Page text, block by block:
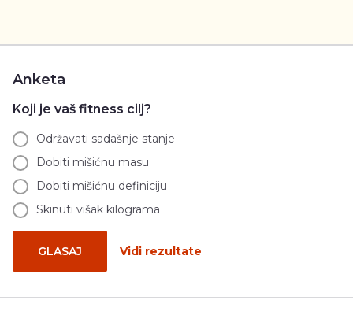
Anketa
Koji je vaš fitness cilj?
Održavati sadašnje stanje
Dobiti mišićnu masu
Dobiti mišićnu definiciju
Skinuti višak kilograma
GLASAJ Vidi rezultate